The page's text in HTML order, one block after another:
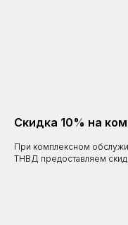
Скидка 10% на
При комплексном
ТНВД предоставляем